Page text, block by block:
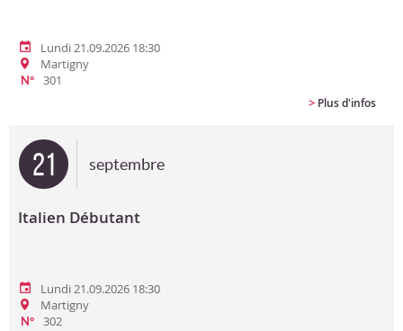
Lundi 21.09.2026 18:30
Martigny
N°
301
> Plus d'infos
21 septembre
Italien Débutant
Lundi 21.09.2026 18:30
Martigny
N°
302